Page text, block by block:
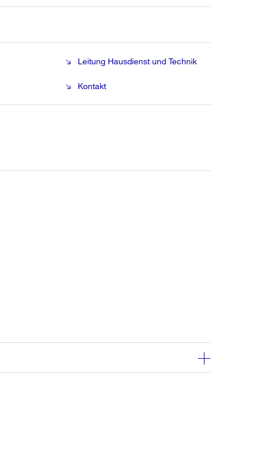
Leitung Hausdienst und Technik
Kontakt